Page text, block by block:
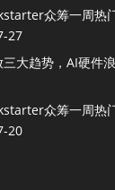
众筹一周热
27
大趋势，AI硬件
众筹一周热
20